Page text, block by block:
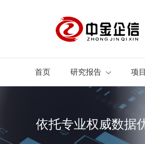
首页 研究报告 项
依托专业权威数据